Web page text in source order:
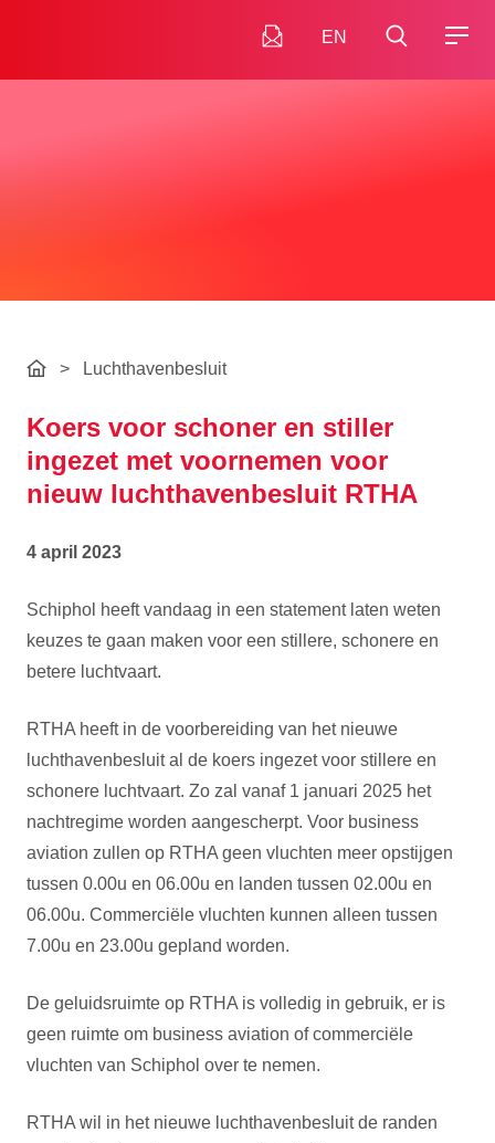
EN
> Luchthavenbesluit
Koers voor schoner en stiller
ingezet met voornemen voor
nieuw luchthavenbesluit RTHA
4 april 2023
Schiphol heeft vandaag in een statement laten weten
keuzes te gaan maken voor een stillere, schonere en
betere luchtvaart.
RTHA heeft in de voorbereiding van het nieuwe
luchthavenbesluit al de koers ingezet voor stillere en
schonere luchtvaart. Zo zal vanaf 1 januari 2025 het
nachtregime worden aangescherpt. Voor business
aviation zullen op RTHA geen vluchten meer opstijgen
tussen 0.00u en 06.00u en landen tussen 02.00u en
06.00u. Commerciële vluchten kunnen alleen tussen
7.00u en 23.00u gepland worden.
De geluidsruimte op RTHA is volledig in gebruik, er is
geen ruimte om business aviation of commerciële
vluchten van Schiphol over te nemen.
RTHA wil in het nieuwe luchthavenbesluit de randen